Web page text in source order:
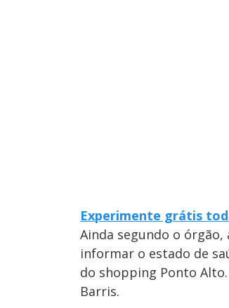
Experimente grátis
Ainda segundo o
informar o estado de
do shopping Ponto
Barris.